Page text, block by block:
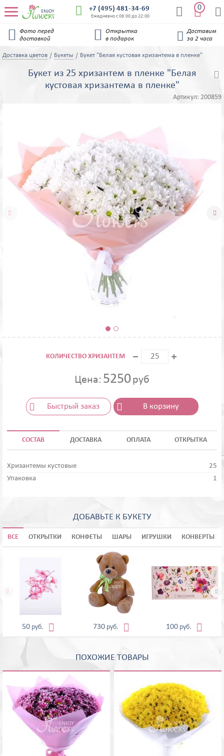
 +7 (495) 481-34-69
Ежедневно с 08:00 до 22:00  
0 

Фото перед
доставкой

Открытка
в подарок

Доставим
за 2 часа
Доставка цветов Букеты Букет "Белая кустовая хризантема в пленке"
Букет из 25 хризантем в пленке "Белая
кустовая хризантема в пленке"
Артикул: 200859
 
КОЛИЧЕСТВО ХРИЗАНТЕМ
Цена: 5250руб
Быстрый заказ В корзину
СОСТАВ ДОСТАВКА ОПЛАТА ОТКРЫТКА
Хризантемы кустовые
25
Упаковка
1

ДОБАВЬТЕ К БУКЕТУ
ВСЕ ОТКРЫТКИ КОНФЕТЫ ШАРЫ ИГРУШКИ КОНВЕРТЫ
50 руб.  730 руб.  100 руб. 
 
ПОХОЖИЕ ТОВАРЫ